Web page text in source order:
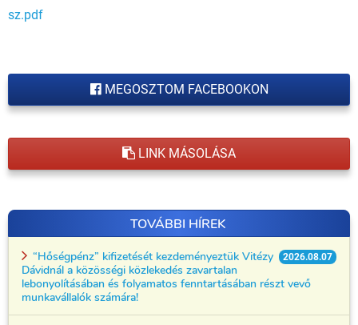
sz.pdf
MEGOSZTOM FACEBOOKON
LINK MÁSOLÁSA
TOVÁBBI HÍREK
2026.08.07
“Hőségpénz” kifizetését kezdeményeztük Vitézy
Dávidnál a közösségi közlekedés zavartalan
lebonyolításában és folyamatos fenntartásában részt vevő
munkavállalók számára!